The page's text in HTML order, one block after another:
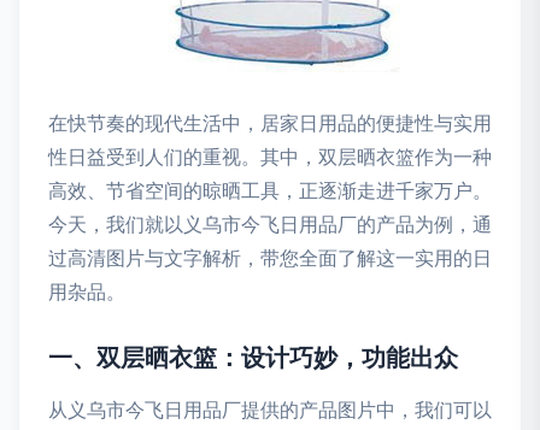
在快节奏的现代生活中，居家日用品的便捷性与实用
性日益受到人们的重视。其中，双层晒衣篮作为一种
高效、节省空间的晾晒工具，正逐渐走进千家万户。
今天，我们就以义乌市今飞日用品厂的产品为例，通
过高清图片与文字解析，带您全面了解这一实用的日
用杂品。
一、双层晒衣篮：设计巧妙，功能出众
从义乌市今飞日用品厂提供的产品图片中，我们可以